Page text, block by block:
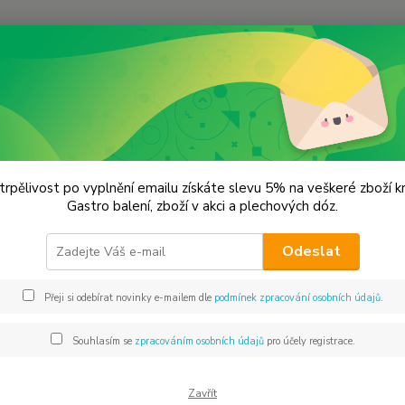
Premium koření Rozmarýn Prémiová kvalita
Prémiová kvalita
je
po vyplnění emailu získáte slevu 5% na veškeré zboží
Gastro balení, zboží v akci a plechových dóz.
Odeslat
Přeji si odebírat novinky e-mailem dle podmínek zpracování osobních údajů.
Souhlasím se zpracováním osobních údajůpro účely registrace.
Zavřít